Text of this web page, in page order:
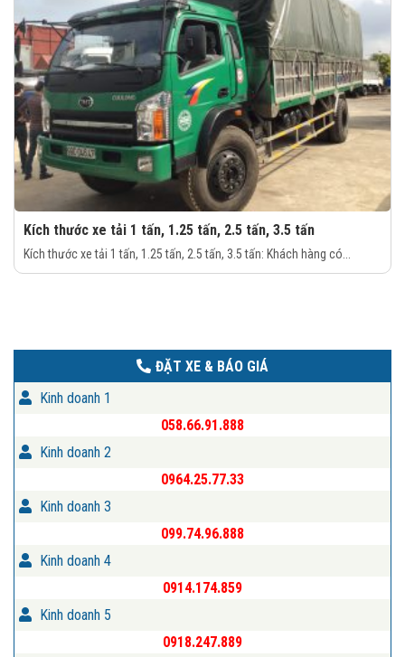
Kích thước xe tải 1 tấn, 1.25 tấn, 2.5 tấn, 3.5 tấn
Kích thước xe tải 1 tấn, 1.25 tấn, 2.5 tấn, 3.5 tấn: Khách hàng có...
ĐẶT XE & BÁO GIÁ
Kinh doanh 1
058.66.91.888
Kinh doanh 2
0964.25.77.33
Kinh doanh 3
099.74.96.888
Kinh doanh 4
0914.174.859
Kinh doanh 5
0918.247.889